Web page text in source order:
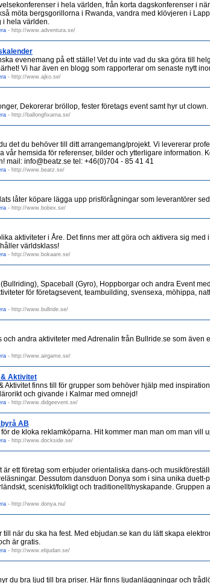
i hela världen, från korta dagskonferenser i
möta bergsgorillorna i Rwanda, vandra med klövjeren i
i hela världen.
- http://www.adventura.se/
evenemang på ett ställe! Vet du inte vad du ska göra till
Vi har även en blogg som rapporterar om senaste nytt
- http://www.ajko.se/
Dekorerar bröllop, fester företags event samt hyr ut clown.
- http://ballongfixarna.se/
det du behöver till ditt arrangemang/projekt. Vi levererar
vår hemsida för referenser, bilder och ytterligare information.
mail: info@beatz.se tel: +46(0)704 - 85 41 41
- http://www.beatz.se/
låter köpare lägga upp prisförågningar som leverantörer
- http://www.bobex.se/
aktiviteter i Åre. Det finns mer att göra och aktivera sig
världsklass!
- http://www.bokaare.se/
Spaceball (Gyro), Hoppborgar och andra Event
för företagsevent, teambuilding, svensexa, möhippa,
- http://www.bullride.se/
och andra aktiviteter med Adrenalin från Bullride.se som även
- http://www.airgame.se/
& Aktivitet
Aktivitet finns till för grupper som behöver hjälp med
och givande i Kalmar med omnejd!
- http://www.didgeevent.se/
AB
de kloka reklamköparna. Hit kommer man man om man vill
- http://www.dockside.se/
är ett företag som erbjuder orientaliska dans-och
Dessutom dansduon Donya som i sina unika
sceniskt/folkligt och traditionellt/nyskapande. Gruppen
- http://www.donya.nu/
till när du ska ha fest. Med ebjudan.se kan du lätt skapa
är gratis.
- http://www.ebjudan.se/
du bra ljud till bra priser. Här finns ljudanläggningar och